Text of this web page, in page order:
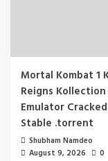
Mortal Kombat 1
Reigns Kollection
Emulator
Stable .torrent
Shubham Namdeo
August 9, 2026
0